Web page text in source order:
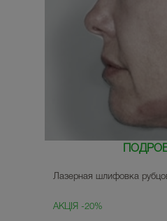
Лазерная шлифовка
АКЦІЯ -20%